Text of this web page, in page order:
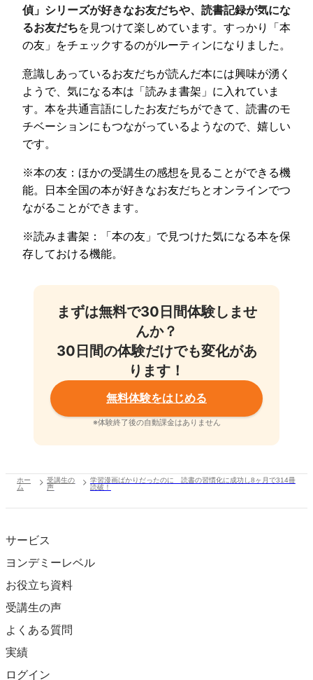
偵」シリーズが好きなお友だちや、読書記録が気にな
るお友だちを見つけて楽しめています。すっかり「本
の友」をチェックするのがルーティンになりました。
意識しあっているお友だちが読んだ本には興味が湧く
ようで、気になる本は「読みま書架」に入れていま
す。本を共通言語にしたお友だちができて、読書のモ
チベーションにもつながっているようなので、嬉しい
です。
※本の友：ほかの受講生の感想を見ることができる機
能。日本全国の本が好きなお友だちとオンラインでつ
ながることができます。
※読みま書架：「本の友」で見つけた気になる本を保
存しておける機能。
まずは無料で30日間体験しませ
んか？
30日間の体験だけでも変化があ
ります！
無料体験をはじめる
※体験終了後の自動課金はありません
ホー
ム
受講生の
声
学習漫画ばかりだったのに 読書の習慣化に成功し8ヶ月で314冊
読破！
サービス
ヨンデミーレベル
お役立ち資料
受講生の声
よくある質問
実績
ログイン